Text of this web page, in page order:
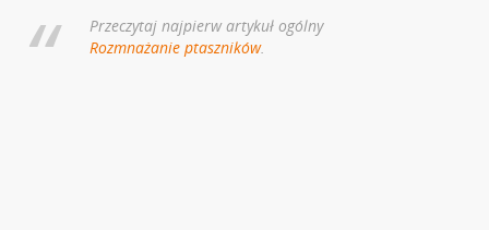
Przeczytaj najpierw artykuł ogólny
Rozmnażanie ptaszników.